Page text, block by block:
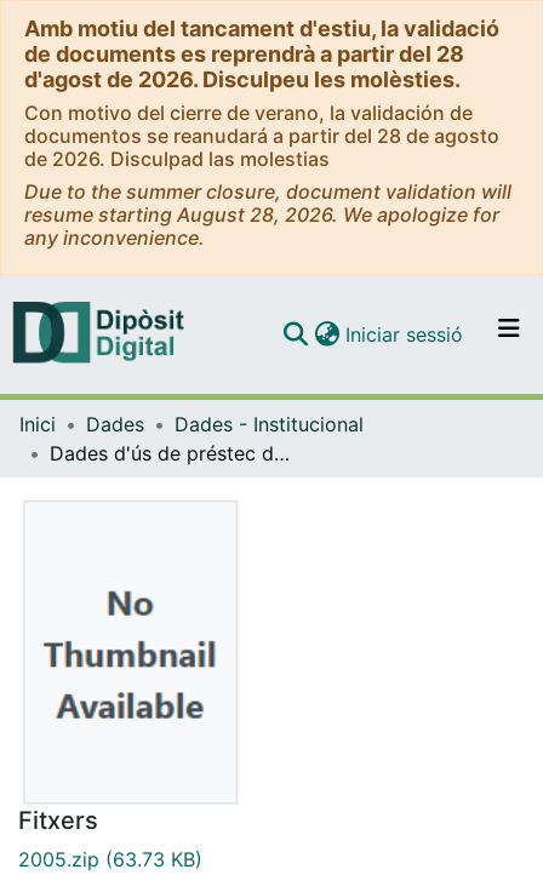
Amb motiu del tancament d'estiu, la validació
de documents es reprendrà a partir del 28
d'agost de 2026. Disculpeu les molèsties.
Con motivo del cierre de verano, la validación de
documentos se reanudará a partir del 28 de agosto
de 2026. Disculpad las molestias
Due to the summer closure, document validation will
resume starting August 28, 2026. We apologize for
any inconvenience.
Navega per tot el DD
Iniciar sessió (current)
Inici Dades
Dades - Institucional
Dades d'ús de préstec del CRAI de la UB (2005)
Fitxers
2005.zip (63.73 KB)